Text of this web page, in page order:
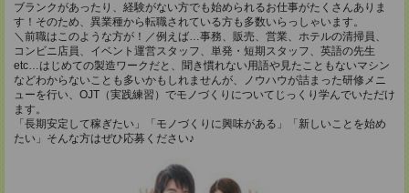
ブランクがあったり、経験がない方でも始められるお仕事がたくさんありま
す！そのため、異業種から転職されている方も多数いらっしゃいます。
＼前職はこのような方が！／例えば…事務、販売、営業、ホテルの清掃員、
コンビニ店員、イベント運営スタッフ、単発・短期スタッフ、英語の先生
etc…はじめての製造ワークだと、聞き慣れない用語や見たこともないマシン
などわからないことも多いかもしれませんが、ノウハウが詰まった研修メニ
ューを行い、OJT（実践練習）でモノづくりについてじっくり学んでいただけ
ます。
「長期安定して稼ぎたい」「モノづくりに興味がある」「新しいことを始め
たい」そんな方はぜひ応募ください♪